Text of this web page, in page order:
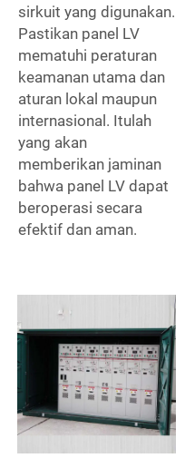
sirkuit yang digunakan.
Pastikan panel LV
mematuhi peraturan
keamanan utama dan
aturan lokal maupun
internasional. Itulah
yang akan
memberikan jaminan
bahwa panel LV dapat
beroperasi secara
efektif dan aman.